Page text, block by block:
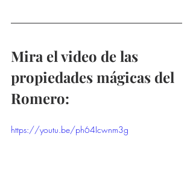
Mira el video de las
propiedades mágicas del
Romero:
https://youtu.be/ph64Icwnm3g